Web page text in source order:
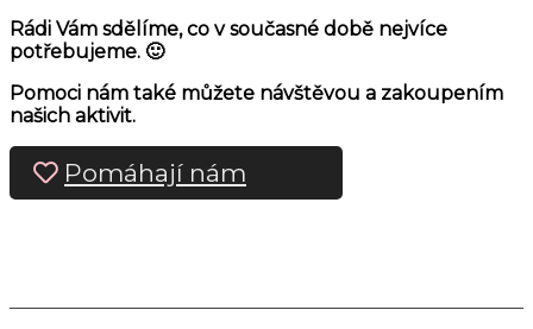
Rádi Vám sdělíme, co v současné době nejvíce
potřebujeme. 🙂
Pomoci nám také můžete návštěvou a zakoupením
našich aktivit.
Pomáhají nám